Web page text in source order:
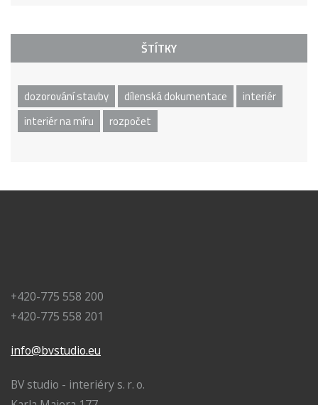
ŠTÍTKY
dozorování stavby dílenská dokumentace
interiér
interiér na míru
rozpočet
+420-775 558 200
+420-775 558 201
info@bvstudio.eu
BV studio - interiéry s. r. o.